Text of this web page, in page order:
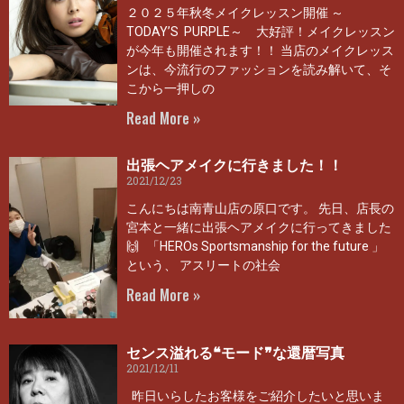
２０２５年秋冬メイクレッスン開催 ～
TODAY’S PURPLE～ 大好評！メイクレッスン
が今年も開催されます！！ 当店のメイクレッス
ンは、今流行のファッションを読み解いて、そ
こから一押しの
Read More »
出張ヘアメイクに行きました！！
2021/12/23
こんにちは南青山店の原口です。 先日、店長の
宮本と一緒に出張ヘアメイクに行ってきました
🙌 「HEROs Sportsmanship for the future 」
という、 アスリートの社会
Read More »
センス溢れる❝モード❞な還暦写真
2021/12/11
昨日いらしたお客様をご紹介したいと思いま